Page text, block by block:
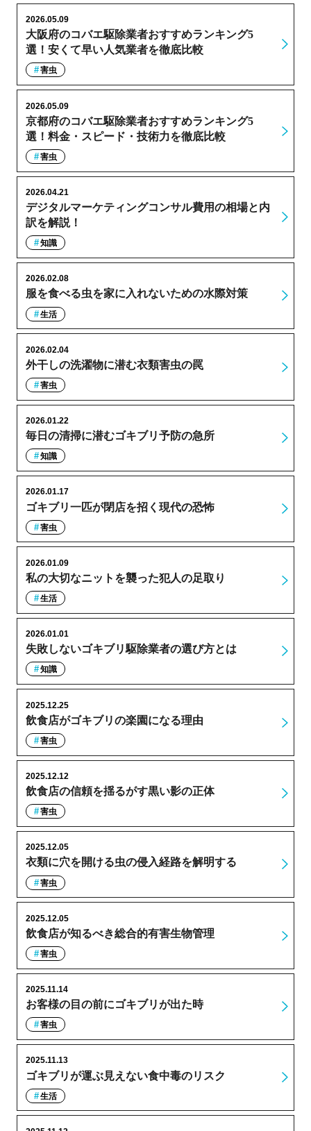
大阪府のコバエ駆除業者おすすめランキング5
選！安くて早い人気業者を徹底比較
2026.05.09
害虫
京都府のコバエ駆除業者おすすめランキング5
選！料金・スピード・技術力を徹底比較
2026.05.09
害虫
デジタルマーケティングコンサル費用の相場と内
訳を解説！
2026.04.21
知識
服を食べる虫を家に入れないための水際対策
2026.02.08
生活
外干しの洗濯物に潜む衣類害虫の罠
2026.02.04
害虫
毎日の清掃に潜むゴキブリ予防の急所
2026.01.22
知識
ゴキブリ一匹が閉店を招く現代の恐怖
2026.01.17
害虫
私の大切なニットを襲った犯人の足取り
2026.01.09
生活
失敗しないゴキブリ駆除業者の選び方とは
2026.01.01
知識
飲食店がゴキブリの楽園になる理由
2025.12.25
害虫
飲食店の信頼を揺るがす黒い影の正体
2025.12.12
害虫
衣類に穴を開ける虫の侵入経路を解明する
2025.12.05
害虫
飲食店が知るべき総合的有害生物管理
2025.12.05
害虫
お客様の目の前にゴキブリが出た時
2025.11.14
害虫
ゴキブリが運ぶ見えない食中毒のリスク
2025.11.13
生活